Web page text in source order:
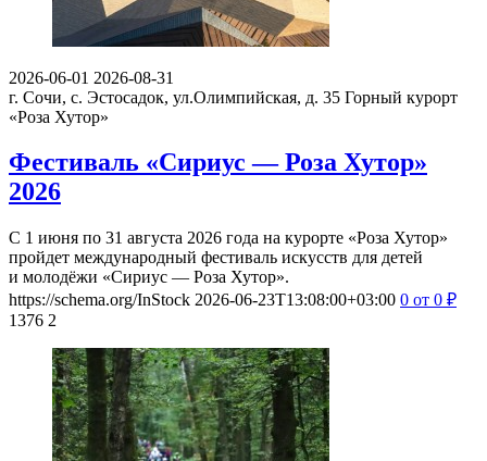
2026-06-01 2026-08-31
г. Сочи, с. Эстосадок, ул.Олимпийская, д. 35 Горный курорт
«Роза Хутор»
Фестиваль «Сириус — Роза Хутор»
2026
С 1 июня по 31 августа 2026 года на курорте «Роза Хутор»
пройдет международный фестиваль искусств для детей
и молодёжи «Сириус — Роза Хутор».
https://schema.org/InStock 2026-06-23T13:08:00+03:00 0 от 0 ₽
1376 2